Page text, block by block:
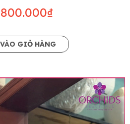
GIỎ HÀNG